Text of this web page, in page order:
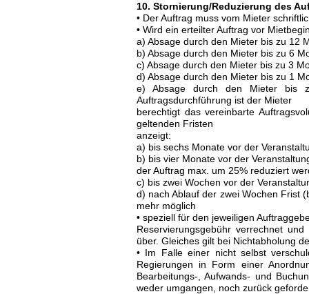
10. Stornierung/Reduzierung des
• Der Auftrag muss vom Mieter
• Wird ein erteilter Auftrag vor
a) Absage durch den Mieter bis zu 12
b) Absage durch den Mieter bis zu 6
c) Absage durch den Mieter bis zu 3
d) Absage durch den Mieter bis zu 1
e) Absage durch den Mieter bis
Auftragsdurchführung ist der Mieter
berechtigt das vereinbarte
geltenden Fristen
anzeigt:
a) bis sechs Monate vor der
b) bis vier Monate vor der
der Auftrag max. um 25% reduziert
c) bis zwei Wochen vor der
d) nach Ablauf der zwei Wochen Frist
mehr möglich
• speziell für den jeweiligen
Reservierungsgebühr verrechnet
über. Gleiches gilt bei Nichtabholung
• Im Falle einer nicht selbst
Regierungen in Form einer
Bearbeitungs-, Aufwands- und
weder umgangen, noch zurück